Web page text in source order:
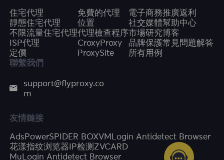
住宅代理
靜態住宅代理
不限流量住宅代理
ISP代理
定價
免費的代理
位置
代理檢查程序
CroxyProxy
ProxySite
電子商務
社交媒體
市場研究
品牌保護
所有用例
推廣返利
幫助中心
博客
常見問題解答
聯繫我們
support@flyproxy.co
m
友情鏈接
AdsPowerSPIDER BOXVMLogin Antidetect Browser
花漾指纹浏览器 IP检测 ZVCARD
MuLogin Antidetect Browser